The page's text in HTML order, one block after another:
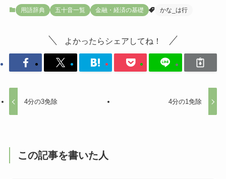
用語辞典 五十音一覧 金融・経済の基礎 かな_は行
よかったらシェアしてね！
4分の3免除 4分の1免除
この記事を書いた人